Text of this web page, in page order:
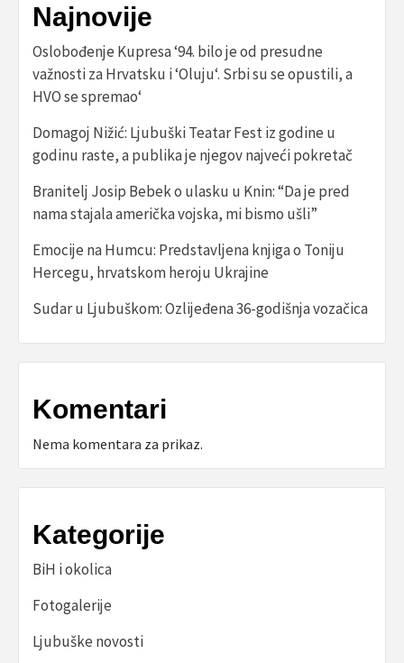
Najnovije
Oslobođenje Kupresa ‘94. bilo je od presudne
važnosti za Hrvatsku i ‘Oluju‘. Srbi su se opustili, a
HVO se spremao‘
Domagoj Nižić: Ljubuški Teatar Fest iz godine u
godinu raste, a publika je njegov najveći pokretač
Branitelj Josip Bebek o ulasku u Knin: “Da je pred
nama stajala američka vojska, mi bismo ušli”
Emocije na Humcu: Predstavljena knjiga o Toniju
Hercegu, hrvatskom heroju Ukrajine
Sudar u Ljubuškom: Ozlijeđena 36-godišnja vozačica
Komentari
Nema komentara za prikaz.
Kategorije
BiH i okolica
Fotogalerije
Ljubuške novosti